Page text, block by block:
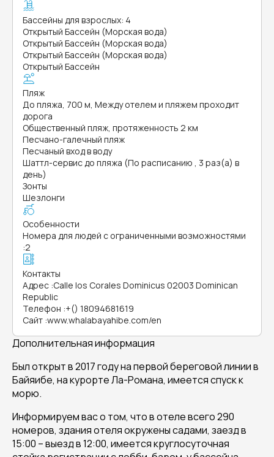
Бассейны для взрослых: 4
Открытый Бассейн (Морская вода)
Открытый Бассейн (Морская вода)
Открытый Бассейн (Морская вода)
Открытый Бассейн
Пляж
До пляжа, 700 м, Между отелем и пляжем проходит
дорога
Общественный пляж, протяженность 2 км
Песчано-галечный пляж
Песчаный вход в воду
Шаттл-сервис до пляжа (По расписанию , 3 раз(а) в
день)
Зонты
Шезлонги
Особенности
Номера для людей с ограниченными возможностями
:2
Контакты
Адрес :Calle los Corales Dominicus 02003 Dominican
Republic
Телефон :+() 18094681619
Сайт :www.whalabayahibe.com/en
Дополнительная информация
Был открыт в 2017 году на первой береговой линии в
Байяибе, на курорте Ла-Романа, имеется спуск к
морю.
Информируем вас о том, что в отеле всего 290
номеров, здания отеля окружены садами, заезд в
15:00 – выезд в 12:00, имеется круглосуточная